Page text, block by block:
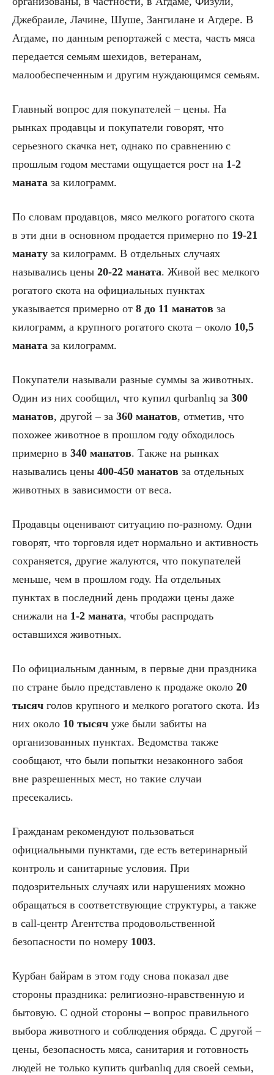
Джебраиле, Лачине, Шуше, Зангилане и Агдере. В
Агдаме, по данным репортажей с места, часть мяса
передается семьям шехидов, ветеранам,
малообеспеченным и другим нуждающимся семьям.
Главный вопрос для покупателей – цены. На
рынках продавцы и покупатели говорят, что
серьезного скачка нет, однако по сравнению с
прошлым годом местами ощущается рост на 1-2
маната за килограмм.
По словам продавцов, мясо мелкого рогатого скота
в эти дни в основном продается примерно по 19-21
манату за килограмм. В отдельных случаях
назывались цены 20-22 маната. Живой вес мелкого
рогатого скота на официальных пунктах
указывается примерно от 8 до 11 манатов за
килограмм, а крупного рогатого скота – около 10,5
маната за килограмм.
Покупатели называли разные суммы за животных.
Один из них сообщил, что купил qurbanlıq за 300
манатов, другой – за 360 манатов, отметив, что
похожее животное в прошлом году обходилось
примерно в 340 манатов. Также на рынках
назывались цены 400-450 манатов за отдельных
животных в зависимости от веса.
Продавцы оценивают ситуацию по-разному. Одни
говорят, что торговля идет нормально и активность
сохраняется, другие жалуются, что покупателей
меньше, чем в прошлом году. На отдельных
пунктах в последний день продажи цены даже
снижали на 1-2 маната, чтобы распродать
оставшихся животных.
По официальным данным, в первые дни праздника
по стране было представлено к продаже около 20
тысяч голов крупного и мелкого рогатого скота. Из
них около 10 тысяч уже были забиты на
организованных пунктах. Ведомства также
сообщают, что были попытки незаконного забоя
вне разрешенных мест, но такие случаи
пресекались.
Гражданам рекомендуют пользоваться
официальными пунктами, где есть ветеринарный
контроль и санитарные условия. При
подозрительных случаях или нарушениях можно
обращаться в соответствующие структуры, а также
в call-центр Агентства продовольственной
безопасности по номеру 1003.
Курбан байрам в этом году снова показал две
стороны праздника: религиозно-нравственную и
бытовую. С одной стороны – вопрос правильного
выбора животного и соблюдения обряда. С другой –
цены, безопасность мяса, санитария и готовность
людей не только купить qurbanlıq для своей семьи,